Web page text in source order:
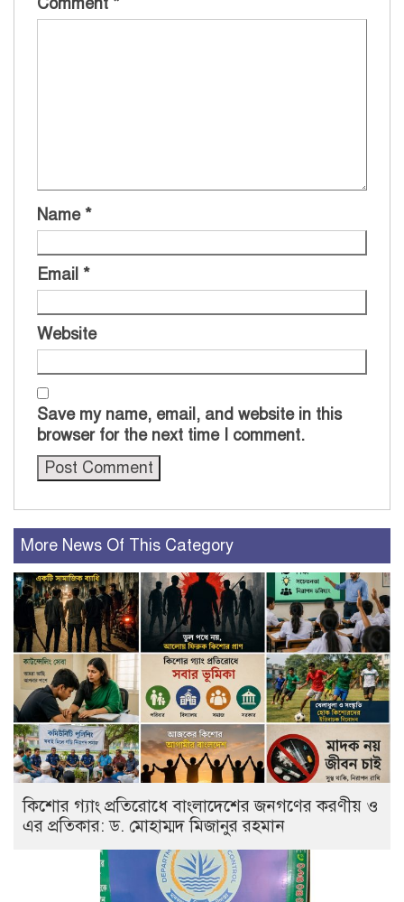
Name *
Email *
Website
Save my name, email, and website in this
browser for the next time I comment.
More News Of This Category
কিশোর গ্যাং প্রতিরোধে বাংলাদেশের জনগণের করণীয় ও
এর প্রতিকার: ড. মোহাম্মদ মিজানুর রহমান